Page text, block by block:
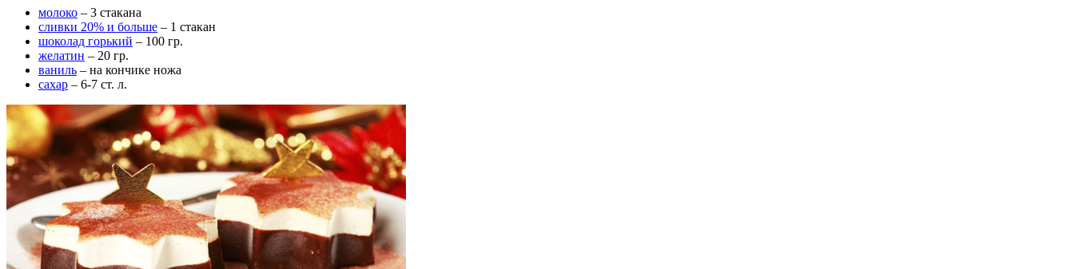
молоко – 3 стакана
сливки 20% и больше – 1 стакан
шоколад горький – 100 гр.
желатин – 20 гр.
ваниль – на кончике ножа
сахар – 6-7 ст. л.